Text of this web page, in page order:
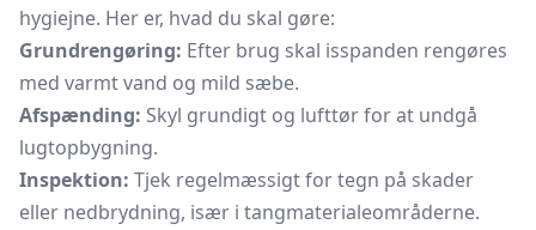
hygiejne. Her er, hvad du skal gøre:
Grundrengøring: Efter brug skal isspanden rengøres
med varmt vand og mild sæbe.
Afspænding: Skyl grundigt og lufttør for at undgå
lugtopbygning.
Inspektion: Tjek regelmæssigt for tegn på skader
eller nedbrydning, især i tangmaterialeområderne.